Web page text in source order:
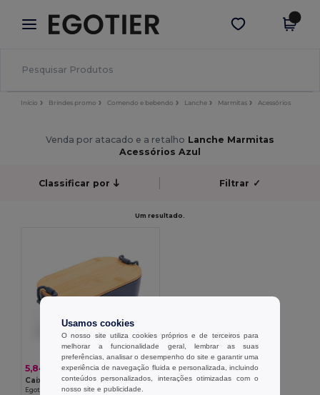
× App Egotier
Melhores preços na app!
Obter app
Início Brindes promo Comendo e bebendo Lanche Marmitas Acessórios
Venda por atacado e a retalho Lanche Marmitas
Acessórios Azul
Classificar por Filtrar ✓
Um resultado.
5,84 €
Caixa hermética em PP com tampa em bambu
Egotier 94390
Usamos cookies
O nosso site utiliza cookies próprios e de terceiros para
melhorar a funcionalidade geral, lembrar as suas
preferências, analisar o desempenho do site e garantir uma
experiência de navegação fluida e personalizada, incluindo
conteúdos personalizados, interações otimizadas com o
nosso site e publicidade.